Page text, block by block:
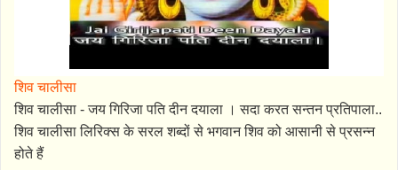
शिव चालीसा
शिव चालीसा - जय गिरिजा पति दीन दयाला । सदा करत सन्तन प्रतिपाला..
शिव चालीसा लिरिक्स के सरल शब्दों से भगवान शिव को आसानी से प्रसन्न
होते हैं